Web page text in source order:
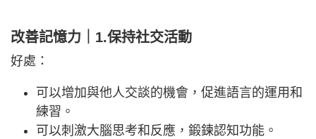
改善記憶力｜1.保持社交活動
好處：
可以增加與他人交談的機會，促進語言的運用和
練習。
可以刺激大腦思考和反應，鍛鍊認知功能。